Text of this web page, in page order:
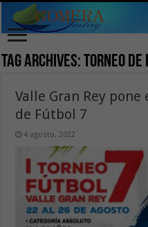
Tag Archives:Torneo
Valle Gran Rey
de Fútbol 7
4 agosto, 2022